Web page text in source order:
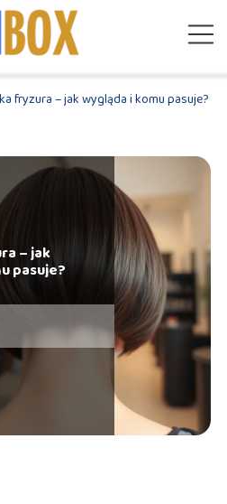
fryzura – jak wygląda i komu pasuje?
– jak
pasuje?